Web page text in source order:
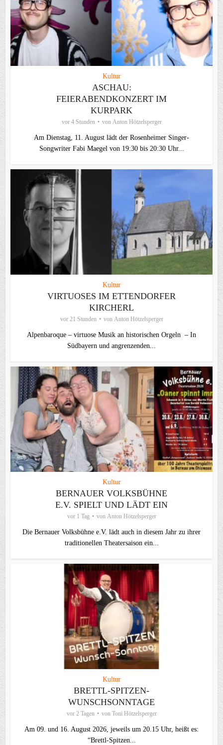
Kultur
ASCHAU:
FEIERABENDKONZERT IM
KURPARK
vor 4 Stunden von Anton Hötzelsperger
Am Dienstag, 11. August lädt der Rosenheimer Singer-
Songwriter Fabi Maegel von 19:30 bis 20:30 Uhr...
Kultur
VIRTUOSES IM ETTENDORFER
KIRCHERL
vor 21 Stunden von Anton Hötzelsperger
Alpenbaroque – virtuose Musik an historischen Orgeln – In
Südbayern und angrenzenden...
Kultur
BERNAUER VOLKSBÜHNE
E.V. SPIELT UND LÄDT EIN
vor 1 Tag von Anton Hötzelsperger
Die Bernauer Volksbühne e.V. lädt auch in diesem Jahr zu ihrer
traditionellen Theater­saison ein...
Kultur
BRETTL-SPITZEN-
WUNSCHSONNTAGE
vor 2 Tagen von Toni Hötzelsperger
Am 09. und 16. August 2026, jeweils um 20.15 Uhr, heißt es:
“Brettl-Spitzen...